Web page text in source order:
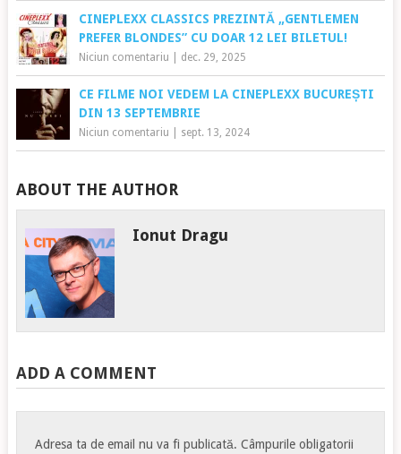
CINEPLEXX CLASSICS PREZINTĂ „GENTLEMEN
PREFER BLONDES” CU DOAR 12 LEI BILETUL!
Niciun comentariu dec. 29, 2025
CE FILME NOI VEDEM LA CINEPLEXX BUCUREȘTI
DIN 13 SEPTEMBRIE
Niciun comentariu sept. 13, 2024
ABOUT THE AUTHOR
Ionut Dragu
ADD A COMMENT
Adresa ta de email nu va fi publicată. Câmpurile obligatorii